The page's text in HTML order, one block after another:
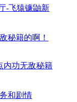
秘籍的啊！
和剧情